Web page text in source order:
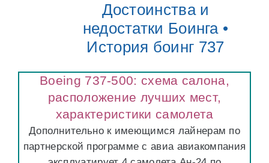
Достоинства и
недостатки Боинга •
История боинг 737
Boeing 737-500: схема салона,
расположение лучших мест,
характеристики самолета
Дополнительно к имеющимся лайнерам по
партнерской программе с авиа авиакомпания